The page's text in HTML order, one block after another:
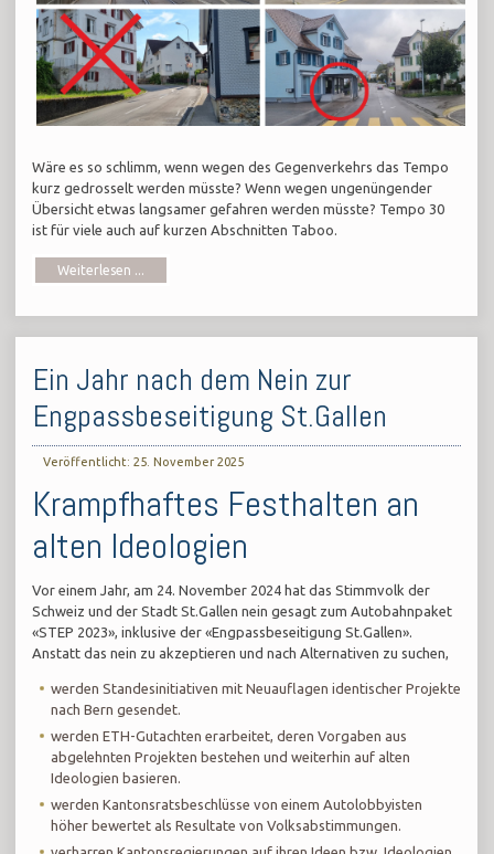
Wäre es so schlimm, wenn wegen des Gegenverkehrs das Tempo
kurz gedrosselt werden müsste? Wenn wegen ungenüngender
Übersicht etwas langsamer gefahren werden müsste? Tempo 30
ist für viele auch auf kurzen Abschnitten Taboo.
Weiterlesen ...
Ein Jahr nach dem Nein zur
Engpassbeseitigung St.Gallen
Veröffentlicht: 25. November 2025
Krampfhaftes Festhalten an
alten Ideologien
Vor einem Jahr, am 24. November 2024 hat das Stimmvolk der
Schweiz und der Stadt St.Gallen nein gesagt zum Autobahnpaket
«STEP 2023», inklusive der «Engpassbeseitigung St.Gallen».
Anstatt das nein zu akzeptieren und nach Alternativen zu suchen,
werden Standesinitiativen mit Neuauflagen identischer Projekte
nach Bern gesendet.
werden ETH-Gutachten erarbeitet, deren Vorgaben aus
abgelehnten Projekten bestehen und weiterhin auf alten
Ideologien basieren.
werden Kantonsratsbeschlüsse von einem Autolobbyisten
höher bewertet als Resultate von Volksabstimmungen.